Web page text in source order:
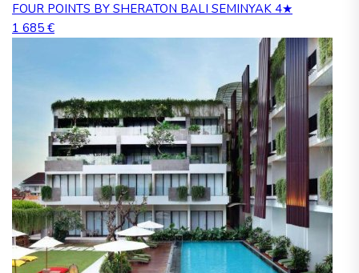
FOUR POINTS BY SHERATON BALI SEMINYAK 4★
1 685 €